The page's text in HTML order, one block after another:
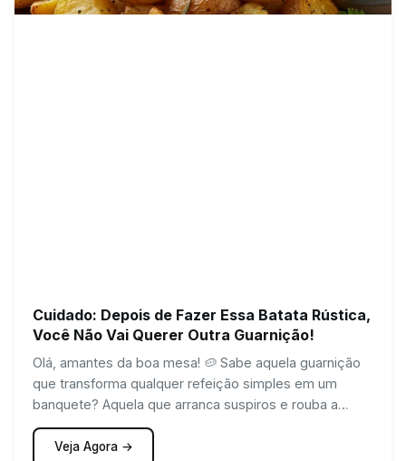
Cuidado: Depois de Fazer Essa Batata Rústica,
Você Não Vai Querer Outra Guarnição!
Olá, amantes da boa mesa! 🥔 Sabe aquela guarnição
que transforma qualquer refeição simples em um
banquete? Aquela que arranca suspiros e rouba a
cena…
Veja Agora →